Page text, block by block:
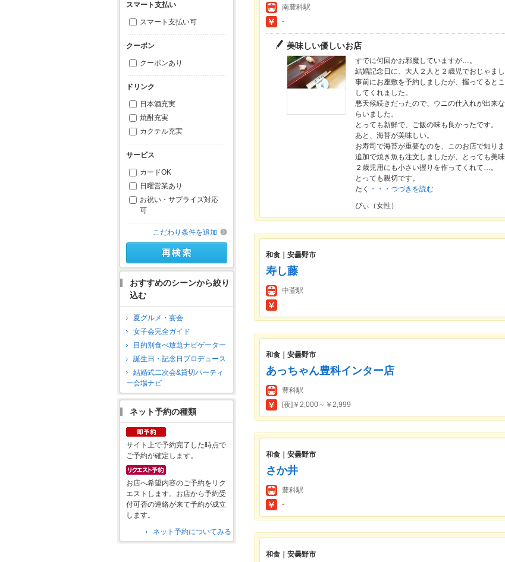
スマート支払い
スマート支払い可
クーポン
クーポンあり
ドリンク
日本酒充実
焼酎充実
カクテル充実
サービス
カードOK
日曜営業あり
お祝い・サプライズ対応
可
こだわり条件を追加
おすすめのシーンから絞り
込む
夏グルメ・宴会
女子会完全ガイド
目的別食べ放題ナビゲーター
誕生日・記念日プロデュース
結婚式二次会&貸切パーティ
ー会場ナビ
ネット予約の種類
サイト上で予約完了した時点で
ご予約が確定します。
お店へ希望内容のご予約をリク
エストします。お店から予約受
付可否の連絡が来て予約が成立
します。
ネット予約についてみる
南豊科駅
-
美味しい優しいお店
すでに何回かお邪魔していますが…。
結婚記念日に、大人２人と２歳児でおじゃまし
事前にお座敷を予約しましたが、握ってると
してくれました。
悪天候続きだったので、ウニの仕入れが出来
らいました。
とっても新鮮で、ご飯の味も良かったです。
あと、海苔が美味しい。
お寿司で海苔が重要なのを、このお店で知りま
追加で焼き魚も注文しましたが、とっても美味
２歳児用にも小さい握りを作ってくれて…。
とっても親切です。
たく
・・・つづきを読む
ぴぃ（女性）
和食｜安曇野市
寿し藤
中萱駅
-
和食｜安曇野市
あっちゃん豊科インター店
豊科駅
[夜]￥2,000～￥2,999
和食｜安曇野市
さか井
豊科駅
-
和食｜安曇野市